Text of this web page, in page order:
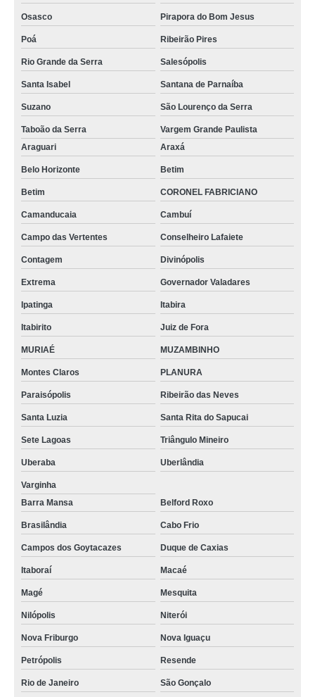
loja de tubo de vidro com tampa MUZAMBINHO
tubo de vidro laboratório Barra Mansa
loja de tubo vidro Itaboraí
venda de tubos de vidro para laboratório Varginha
tubo de ensaio com tampa de rosca compra Jandira
tubo de vidro temperado Campina Grande do Sul
loja de tubos de vidro para laboratório Carapicuíba
tubo de vidro vazado Governador Valadares
venda de tubos de vidro para laboratório Varjão do Torto
tubo de laboratório venda Juiz de Fora
tubo de vidro vazado compra Mesquita
venda de tubo de vidro com tampa Embu das Artes
venda de tubo de ensaio graduado Divinópolis
tubo de ensaio de vidro compra Lago Norte
tubo de laboratório venda Vicente Pires
tubo de ensaio graduado venda Samambaia
tubo de vidro com tampa venda Adrianópolis
loja de tubo de ensaio graduado Mogi das Cruzes
tubo de ensaio de vidro venda Carapicuíba
loja de tubo de ensaio com tampa de rosca Ribeirão das Neves
tubo de vidro com tampa compra Itabira
loja de tubo de ensaio com tampa de rosca Varjão do Torto
venda de tubo de ensaio com rolha Nilópolis
tubo de vidro laboratório compra Vitória da Conquista
venda de tubo de ensaio com rolha Itabira
Osasco Pirapora do Bom Jesus
Poá Ribeirão Pires
Rio Grande da Serra Salesópolis
Santa Isabel Santana de Parnaíba
Suzano São Lourenço da Serra
Taboão da Serra
Vargem Grande Paulista
Araguari
Araxá
Belo Horizonte Betim
Betim CORONEL FABRICIANO
Camanducaia Cambuí
Campo das Vertentes Conselheiro Lafaiete
Contagem Divinópolis
Extrema Governador Valadares
Ipatinga Itabira
Itabirito Juiz de Fora
MURIAÉ MUZAMBINHO
Montes Claros PLANURA
Paraisópolis Ribeirão das Neves
Santa Luzia Santa Rita do Sapucai
Sete Lagoas Triângulo Mineiro
Uberaba Uberlândia
Varginha
Barra Mansa
Belford Roxo
Brasilândia Cabo Frio
Campos dos Goytacazes Duque de Caxias
Itaboraí Macaé
Magé Mesquita
Nilópolis Niterói
Nova Friburgo Nova Iguaçu
Petrópolis Resende
Rio de Janeiro São Gonçalo